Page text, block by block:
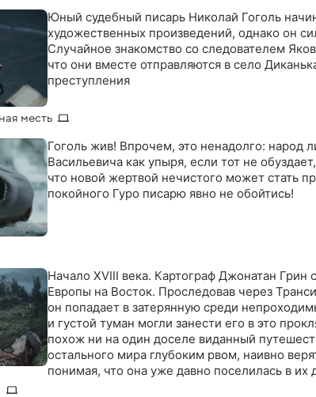
Юный судебный писарь Николай Гоголь
художественных произведений, однако он
Случайное знакомство со следователем
что они вместе отправляются в село
преступления
месть
Гоголь жив! Впрочем, это ненадолго: народ
Васильевича как упыря, если тот не
что новой жертвой нечистого может стать
покойного Гуро писарю явно не обойтись!
Начало XVIII века. Картограф Джонатан Грин
Европы на Восток. Проследовав через
он попадает в затерянную среди
и густой туман могли занести его в это
похож ни на один доселе виданный
остального мира глубоким рвом, наивно
понимая, что она уже давно поселилась в
вырваться наружу. Даже в страшном сне